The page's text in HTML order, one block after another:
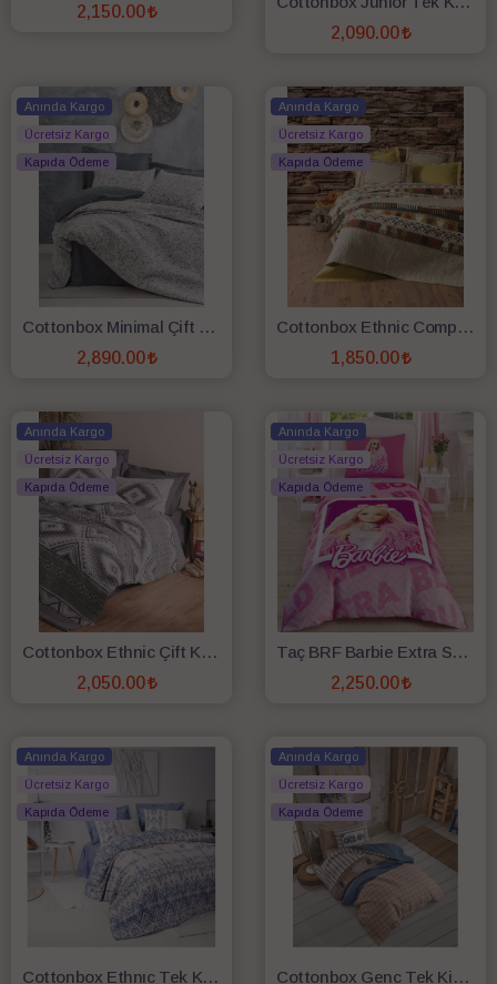
2,150.00
2,090.00
SEPETE EKLE
Anında Kargo
Ücretsiz Kargo
Kapıda Ödeme
Cottonbox Minimal Çift Kişilik Fitted Complete Set Molly Antrasit
2,890.00
SEPETE EKLE
Anında Kargo
Ücretsiz Kargo
Kapıda Ödeme
Cottonbox Ethnic Complete Set Tek Kişilik Magnus Hardal
1,850.00
SEPETE EKLE
Anında Kargo
Ücretsiz Kargo
Kapıda Ödeme
Cottonbox Ethnic Çift Kişilik Complate Set Delos Antrasit
2,050.00
Anında Kargo
Ücretsiz Kargo
Kapıda Ödeme
Taç BRF Barbie Extra Sweet Lisanslı Complate Set
2,250.00
Anında Kargo
Ücretsiz Kargo
Kapıda Ödeme
Cottonbox Ethnıc Tek Kişilik Complete Set Cleo Mavi
Anında Kargo
Ücretsiz Kargo
Kapıda Ödeme
Cottonbox Genc Tek Kişilik Complate Set Ocean Lacıvert